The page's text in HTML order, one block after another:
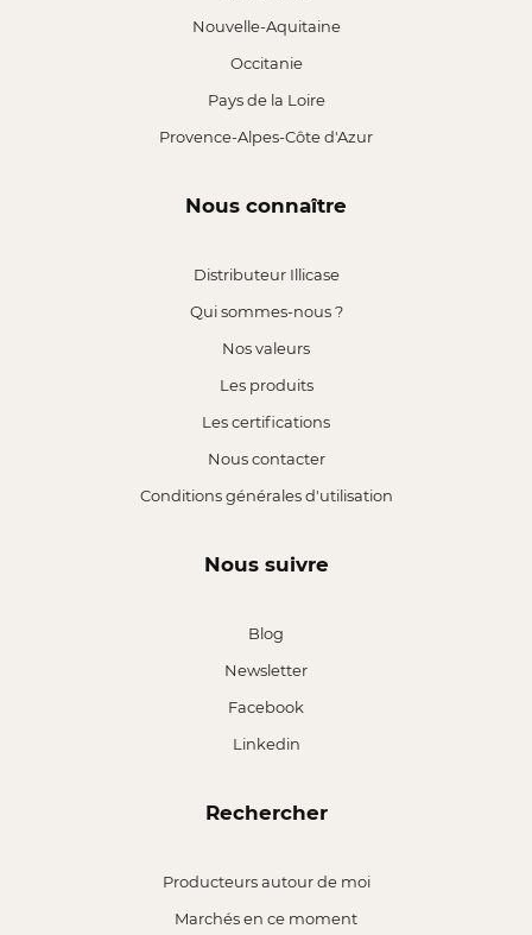
Nouvelle-Aquitaine
Occitanie
Pays de la Loire
Provence-Alpes-Côte d'Azur
Nous connaître
Distributeur Illicase
Qui sommes-nous ?
Nos valeurs
Les produits
Les certifications
Nous contacter
Conditions générales d'utilisation
Nous suivre
Blog
Newsletter
Facebook
Linkedin
Rechercher
Producteurs autour de moi
Marchés en ce moment